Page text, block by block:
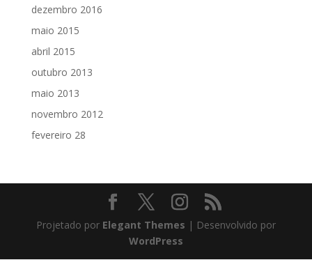
dezembro 2016
maio 2015
abril 2015
outubro 2013
maio 2013
novembro 2012
fevereiro 28
Projetado por Elegant Themes | Desenvolvido por
WordPress